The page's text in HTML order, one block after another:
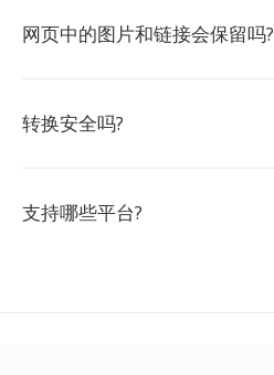
网页中的图片和链接会保留吗?
转换安全吗?
支持哪些平台?